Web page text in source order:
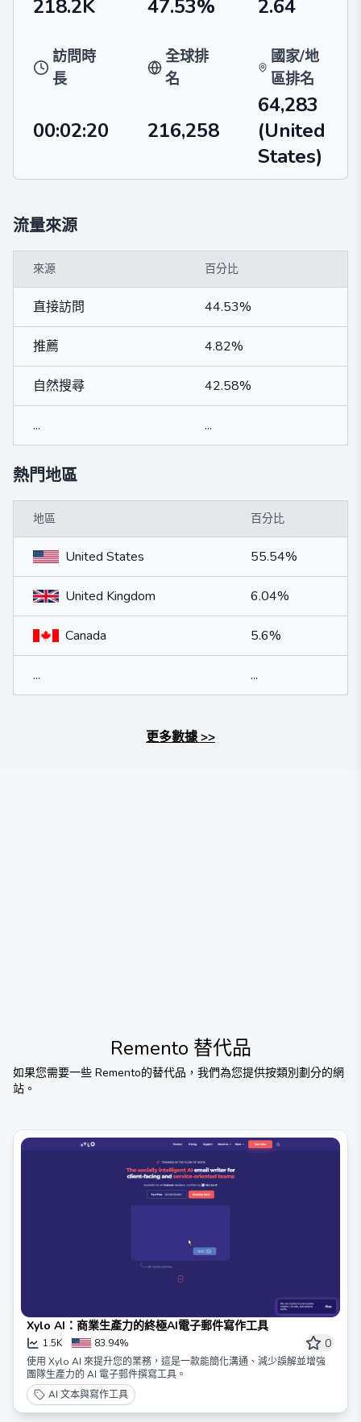
218.2K 47.53% 2.64
訪問時
長
全球排
名
國家/地
區排名
00:02:20 216,258
64,283
(United
States)
流量來源
來源 百分比
直接訪問 44.53%
推薦 4.82%
自然搜尋 42.58%
... ...
熱門地區
地區 百分比
United States 55.54%
United Kingdom 6.04%
Canada 5.6%
... ...
更多數據>>
Remento 替代品
如果您需要一些 Remento的替代品，我們為您提供按類別劃分的網
站。
Xylo AI：商業生產力的終極AI電子郵件寫作工具
1.5K 83.94% 0
使用 Xylo AI 來提升您的業務，這是一款能簡化溝通、減少誤解並增強
團隊生產力的 AI 電子郵件撰寫工具。
AI 文本與寫作工具